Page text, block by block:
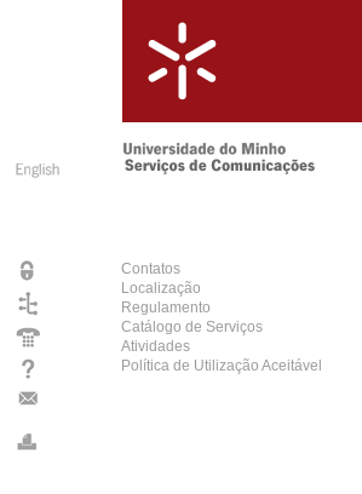
Contatos
Localização
Regulamento
Catálogo de Serviços
Atividades
Política de Utilização Aceitável